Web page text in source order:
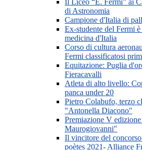
Il Liceo “E. Fermi” ai
di Astronomia
Campione d'Italia di
Ex-studente del Fermi
medicina d'Italia
Corso di cultura
Fermi classificatosi
Equitazione: Puglia
Fieracavalli
Atleta di alto livello:
panca under 20
Pietro Colabufo, terzo
"Antonella Diacono"
Premiazione V
Maurogiovanni"
Il vincitore del
poètes 2021- Alliance